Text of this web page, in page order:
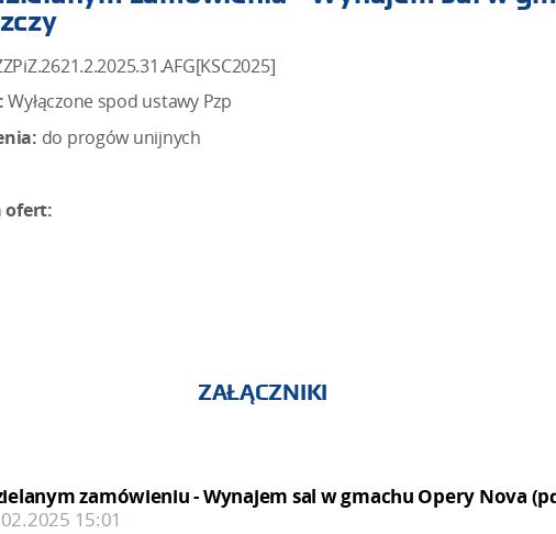
Wyłączone spod ustawy Pzp
do progów unijnych
ofert:
ZAŁĄCZNIKI
zamówieniu - Wynajem sal w gmachu Opery Nova
15:01